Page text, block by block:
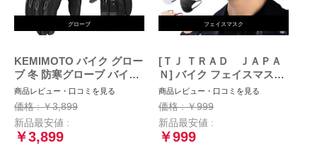
グローブ
KEMIMOTO バイク グロー
ブ 冬 防寒グローブ バイク
冬用グローブ オートバイグ
ローブ 春/秋/冬 スマホ対応
裏起毛 防風 風止め クッシ
ョン付き 滑り止め ブラッ
ク L
商品レビュー・口コミを見る
価格 : ￥3,899
新品最安値 :
￥3,899
フェイスマスク
[ＴＪ ＴＲＡＤ ＪＡＰＡ
Ｎ] バイク フェイスマスク
大きめ マスク 日本製 不織
布 (大きめ30枚個包装, ブラ
ック×ブラック)
商品レビュー・口コミを見る
価格 : ￥999
新品最安値 :
￥999